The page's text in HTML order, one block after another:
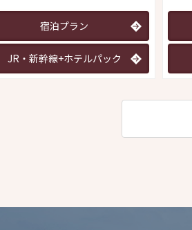
宿泊プラン
JR・新幹線+ホテルパック